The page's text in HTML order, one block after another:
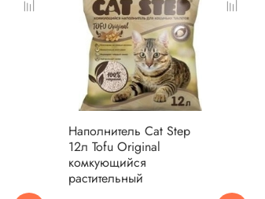
Наполнитель Cat Step
12л Tofu Original
комкующийся
растительный